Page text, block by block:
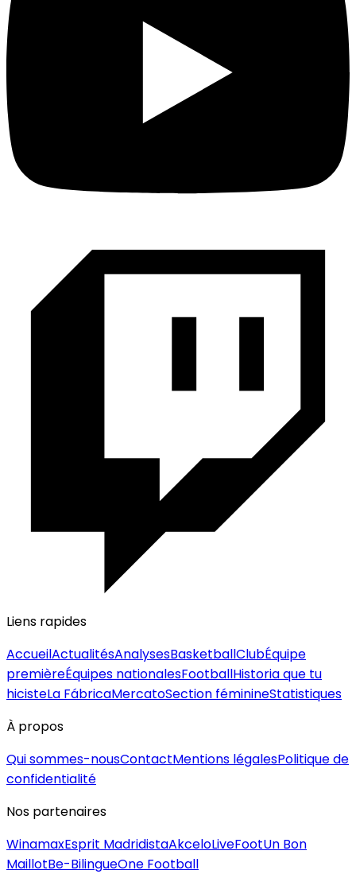
Liens rapides
AccueilActualitésAnalysesBasketballClubÉquipe
premièreÉquipes nationalesFootballHistoria que tu
hicisteLa FábricaMercatoSection féminineStatistiques
À propos
Qui sommes-nousContactMentions légalesPolitique de
confidentialité
Nos partenaires
WinamaxEsprit MadridistaAkceloLiveFootUn Bon
MaillotBe-BilingueOne Football